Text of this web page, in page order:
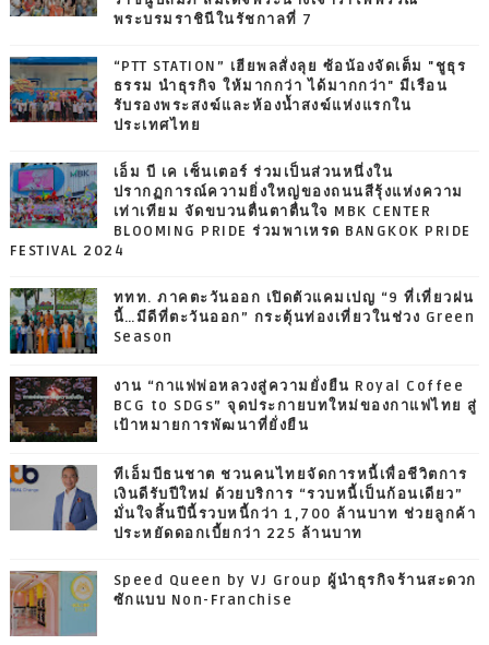
พระบรมราชินีในรัชกาลที่ 7
“PTT STATION” เฮียพลสั่งลุย ซ้อน้องจัดเต็ม "ชูธุร
ธรรม นำธุรกิจ ให้มากกว่า ได้มากกว่า" มีเรือน
รับรองพระสงฆ์และห้องน้ำสงฆ์แห่งแรกใน
ประเทศไทย
เอ็ม บี เค เซ็นเตอร์ ร่วมเป็นส่วนหนึ่งใน
ปรากฏการณ์ความยิ่งใหญ่ของถนนสีรุ้งแห่งความ
เท่าเทียม จัดขบวนตื่นตาตื่นใจ MBK CENTER
BLOOMING PRIDE ร่วมพาเหรด BANGKOK PRIDE
FESTIVAL 2024
ททท. ภาคตะวันออก เปิดตัวแคมเปญ “9 ที่เที่ยวฝน
นี้…มีดีที่ตะวันออก” กระตุ้นท่องเที่ยวในช่วง Green
Season
งาน “กาแฟพ่อหลวงสู่ความยั่งยืน Royal Coffee
BCG to SDGs” จุดประกายบทใหม่ของกาแฟไทย สู่
เป้าหมายการพัฒนาที่ยั่งยืน
ทีเอ็มบีธนชาต ชวนคนไทยจัดการหนี้เพื่อชีวิตการ
เงินดีรับปีใหม่ ด้วยบริการ “รวบหนี้เป็นก้อนเดียว”
มั่นใจสิ้นปีนี้รวบหนี้กว่า 1,700 ล้านบาท ช่วยลูกค้า
ประหยัดดอกเบี้ยกว่า 225 ล้านบาท
Speed Queen by VJ Group ผู้นำธุรกิจร้านสะดวก
ซักแบบ Non-Franchise